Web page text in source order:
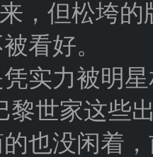
来，但松垮
看好。
实力被明
黎世家这些
也没闲着